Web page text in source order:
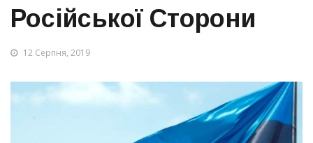
Російської Сторони
12 Серпня, 2019